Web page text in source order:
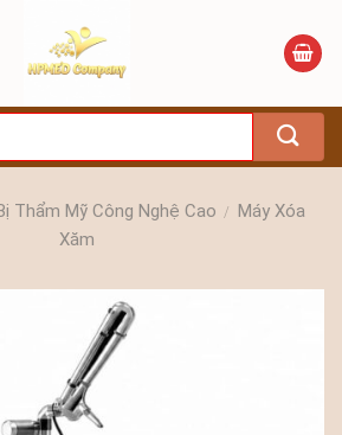
Thẩm Mỹ Công Nghệ Cao / Máy Xóa
Xăm